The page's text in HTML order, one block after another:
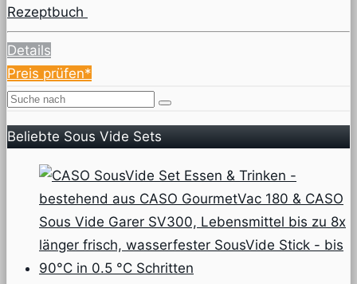
Rezeptbuch
Details
Preis prüfen*
Beliebte Sous Vide Sets